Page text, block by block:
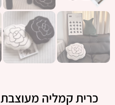
כרית קמליה מעוצבת